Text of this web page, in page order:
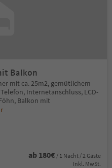
Balkon
mit ca. 25m2, gemütlichem
Internetanschluss, LCD-
Balkon mit
ab 180€ / 1 Nacht / 2 Gäste
Inkl. MwSt.